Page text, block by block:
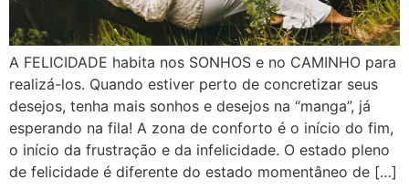
A FELICIDADE habita nos SONHOS e no CAMINHO para
realizá-los. Quando estiver perto de concretizar seus
desejos, tenha mais sonhos e desejos na “manga”, já
esperando na fila! A zona de conforto é o início do fim,
o início da frustração e da infelicidade. O estado pleno
de felicidade é diferente do estado momentâneo de […]